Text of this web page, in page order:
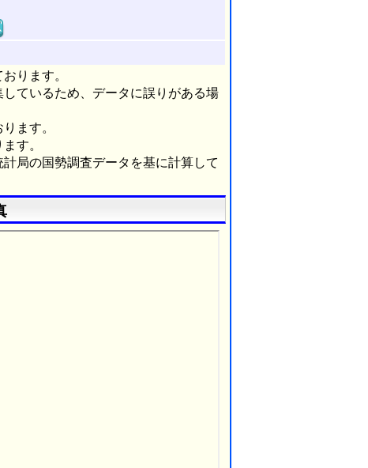
ります。
ているため、データに誤りがある場
ます。
す。
局の国勢調査データを基に計算して